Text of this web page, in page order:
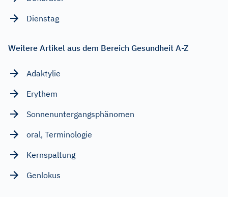
Dienstag
Weitere Artikel aus dem Bereich Gesundheit A-Z
Adaktylie
Erythem
Sonnenuntergangsphänomen
oral, Terminologie
Kernspaltung
Genlokus